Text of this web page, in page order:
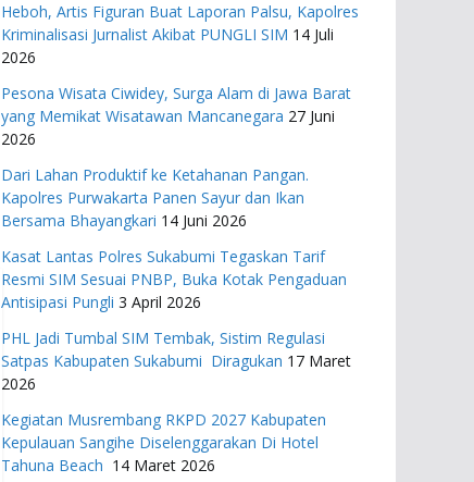
Heboh, Artis Figuran Buat Laporan Palsu, Kapolres
Kriminalisasi Jurnalist Akibat PUNGLI SIM 14 Juli
2026
Pesona Wisata Ciwidey, Surga Alam di Jawa Barat
yang Memikat Wisatawan Mancanegara 27 Juni
2026
Dari Lahan Produktif ke Ketahanan Pangan.
Kapolres Purwakarta Panen Sayur dan Ikan
Bersama Bhayangkari 14 Juni 2026
Kasat Lantas Polres Sukabumi Tegaskan Tarif
Resmi SIM Sesuai PNBP, Buka Kotak Pengaduan
Antisipasi Pungli 3 April 2026
PHL Jadi Tumbal SIM Tembak, Sistim Regulasi
Satpas Kabupaten Sukabumi Diragukan 17 Maret
2026
Kegiatan Musrembang RKPD 2027 ​Kabupaten
Kepulauan Sangihe Diselenggarakan Di Hotel
Tahuna Beach 14 Maret 2026